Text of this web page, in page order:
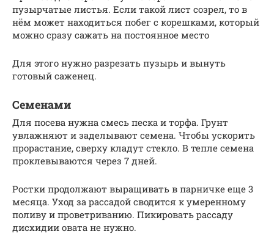
пузырчатые листья. Если такой лист созрел, то в
нём может находиться побег с корешками, который
можно сразу сажать на постоянное место
Для этого нужно разрезать пузырь и вынуть
готовый саженец.
Семенами
Для посева нужна смесь песка и торфа. Грунт
увлажняют и заделывают семена. Чтобы ускорить
прорастание, сверху кладут стекло. В тепле семена
проклевываются через 7 дней.
Ростки продолжают выращивать в парничке еще 3
месяца. Уход за рассадой сводится к умеренному
поливу и проветриванию. Пикировать рассаду
дисхидии овата не нужно.